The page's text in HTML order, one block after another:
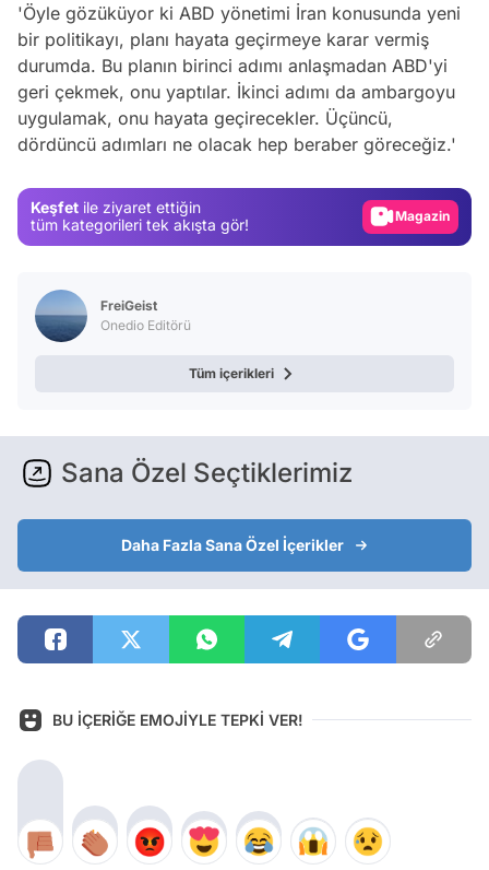
'Öyle gözüküyor ki ABD yönetimi İran konusunda yeni
bir politikayı, planı hayata geçirmeye karar vermiş
durumda. Bu planın birinci adımı anlaşmadan ABD'yi
geri çekmek, onu yaptılar. İkinci adımı da ambargoyu
uygulamak, onu hayata geçirecekler. Üçüncü,
dördüncü adımları ne olacak hep beraber göreceğiz.'
Keşfet ile ziyaret ettiğin
tüm kategorileri tek akışta gör!
Video
Test
Magazin
FreiGeist
Onedio Editörü
Tüm içerikleri
Sana Özel Seçtiklerimiz
Daha Fazla Sana Özel İçerikler
BU İÇERİĞE EMOJİYLE TEPKİ VER!